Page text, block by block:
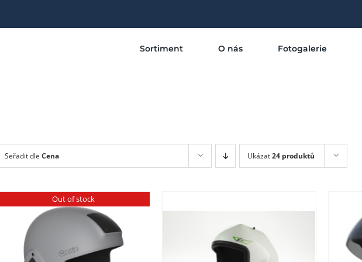
Sortiment O nás Fotogalerie
Seřadit dle Cena Ukázat24 produktů
Out of stock
TENTO